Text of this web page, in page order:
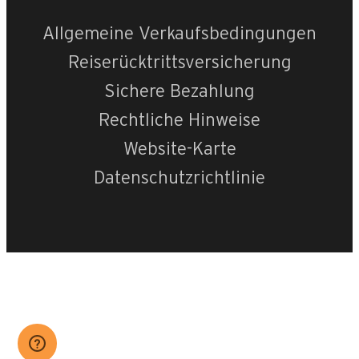
Orée des pistes
Leaflet ©OpenStreetMap
Allgemeine Verkaufsbedingungen
Reiserücktrittsversicherung
Sichere Bezahlung
Rechtliche Hinweise
Website-Karte
Datenschutzrichtlinie